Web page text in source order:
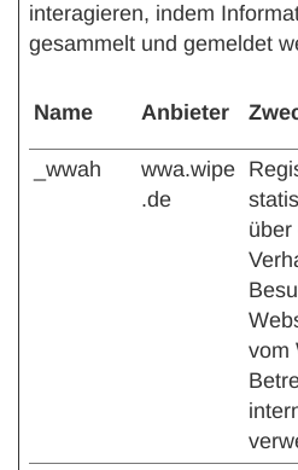
interagieren, indem
gesammelt und gemeldet
Name Anbieter
_wwah
wwa.wipe
.de
über
vom